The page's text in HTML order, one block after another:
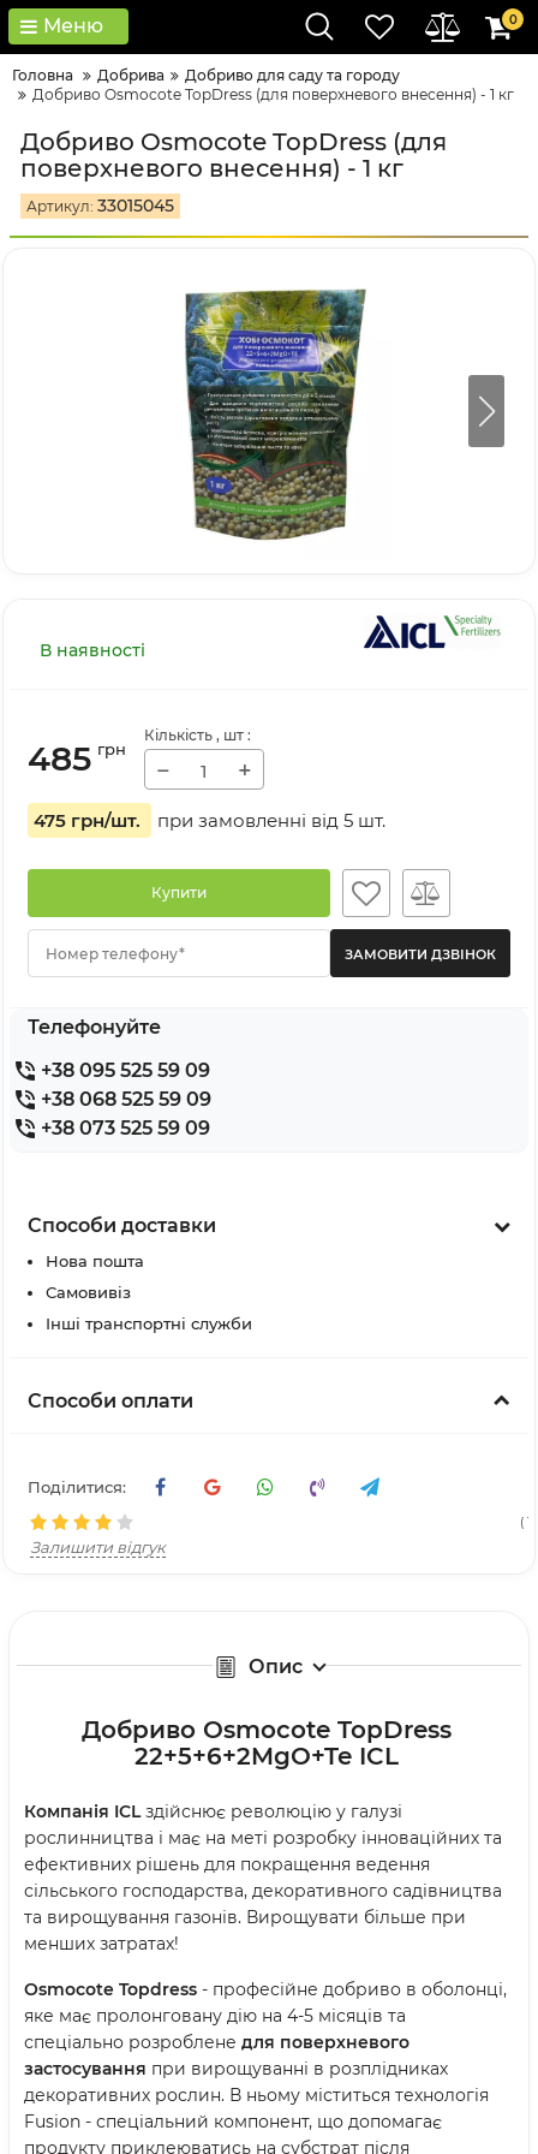
Меню 0
Головна Добрива
Добриво для саду та городу
Добриво Osmocote TopDress (для поверхневого внесення) - 1 кг
Добриво Osmocote TopDress (для
поверхневого внесення) - 1 кг
Артикул: 33015045
В наявності
485 грн
Кількість , шт :
− +
475 грн/шт. при замовленні від 5 шт.
Купити
Номер телефону*
Телефонуйте
+38 095 525 59 09
+38 068 525 59 09
+38 073 525 59 09
Способи доставки
Нова пошта
Самовивіз
Інші транспортні служби
Способи оплати
Поділитися:
(
Залишити відгук
Опис
Добриво Osmocote TopDress
22+5+6+2MgO+Te ICL
Компанія ICLздійснює революцію у галузі
рослинництва і має на меті розробку інноваційних та
ефективних рішень для покращення ведення
сільського господарства, декоративного садівництва
та вирощування газонів. Вирощувати більше при
менших затратах!
Osmocote Topdress - професійне добриво в оболонці,
яке має пролонговану дію на 4-5 місяців та
спеціально розроблене для поверхневого
застосування при вирощуванні в розплідниках
декоративних рослин. В ньому міститься технологія
Fusion - спеціальний компонент, що допомагає
продукту приклеюватись на субстрат після